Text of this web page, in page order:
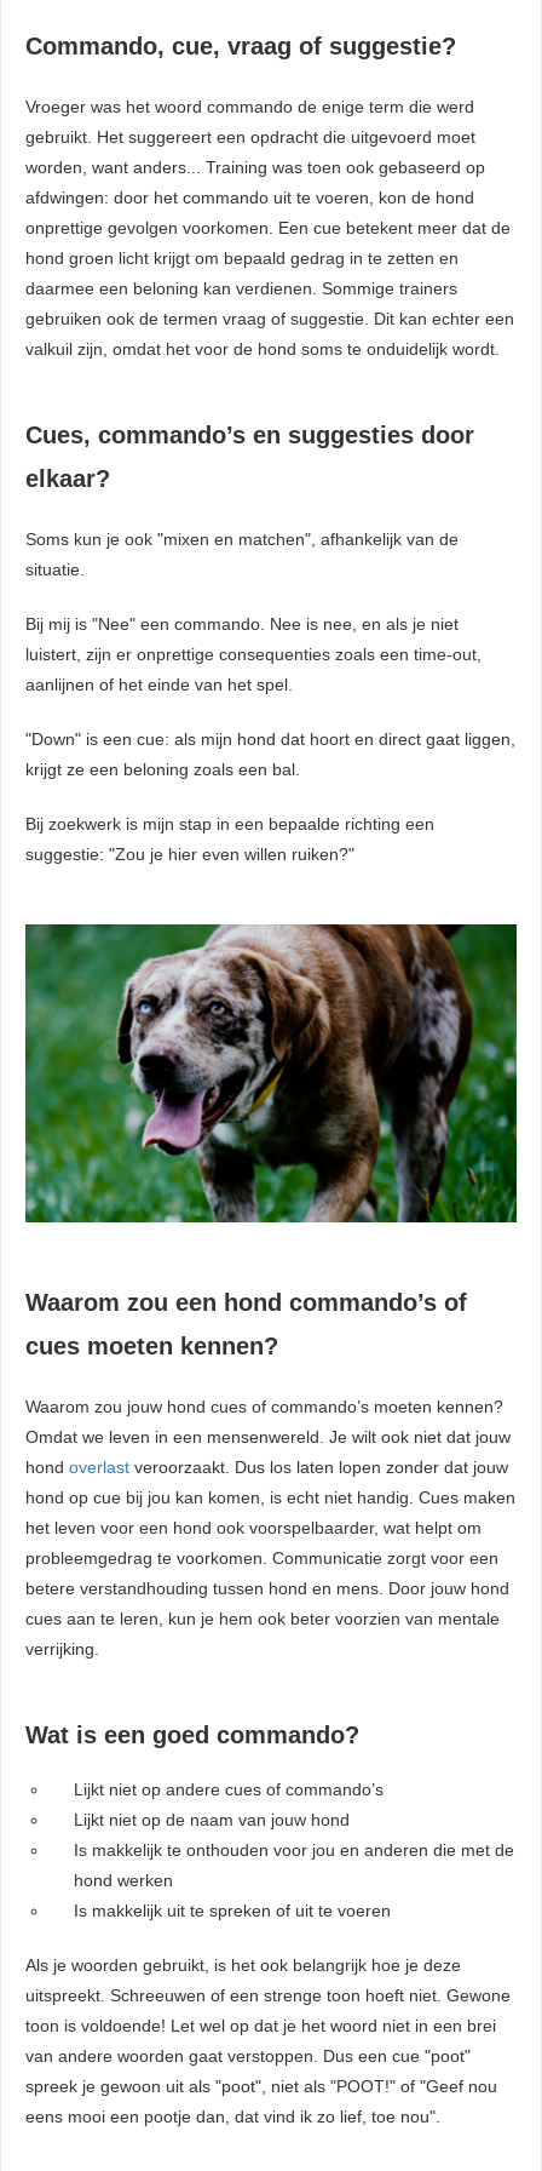
Commando, cue, vraag of suggestie?
Vroeger was het woord commando de enige term die werd
gebruikt. Het suggereert een opdracht die uitgevoerd moet
worden, want anders... Training was toen ook gebaseerd op
afdwingen: door het commando uit te voeren, kon de hond
onprettige gevolgen voorkomen. Een cue betekent meer dat de
hond groen licht krijgt om bepaald gedrag in te zetten en
daarmee een beloning kan verdienen. Sommige trainers
gebruiken ook de termen vraag of suggestie. Dit kan echter een
valkuil zijn, omdat het voor de hond soms te onduidelijk wordt.
Cues, commando’s en suggesties door
elkaar?
Soms kun je ook "mixen en matchen", afhankelijk van de
situatie.
Bij mij is "Nee" een commando. Nee is nee, en als je niet
luistert, zijn er onprettige consequenties zoals een time-out,
aanlijnen of het einde van het spel.
"Down" is een cue: als mijn hond dat hoort en direct gaat liggen,
krijgt ze een beloning zoals een bal.
Bij zoekwerk is mijn stap in een bepaalde richting een
suggestie: "Zou je hier even willen ruiken?"
Waarom zou een hond commando’s of
cues moeten kennen?
Waarom zou jouw hond cues of commando’s moeten kennen?
Omdat we leven in een mensenwereld. Je wilt ook niet dat jouw
hond overlast veroorzaakt. Dus los laten lopen zonder dat jouw
hond op cue bij jou kan komen, is echt niet handig. Cues maken
het leven voor een hond ook voorspelbaarder, wat helpt om
probleemgedrag te voorkomen. Communicatie zorgt voor een
betere verstandhouding tussen hond en mens. Door jouw hond
cues aan te leren, kun je hem ook beter voorzien van mentale
verrijking.
Wat is een goed commando?
Lijkt niet op andere cues of commando’s
Lijkt niet op de naam van jouw hond
Is makkelijk te onthouden voor jou en anderen die met de
hond werken
Is makkelijk uit te spreken of uit te voeren
Als je woorden gebruikt, is het ook belangrijk hoe je deze
uitspreekt. Schreeuwen of een strenge toon hoeft niet. Gewone
toon is voldoende! Let wel op dat je het woord niet in een brei
van andere woorden gaat verstoppen. Dus een cue "poot"
spreek je gewoon uit als "poot", niet als "POOT!" of "Geef nou
eens mooi een pootje dan, dat vind ik zo lief, toe nou".